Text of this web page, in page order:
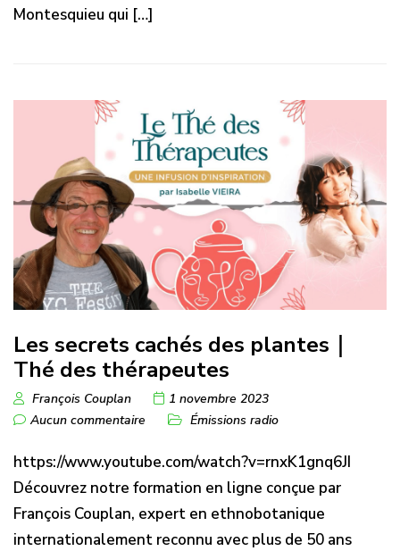
Montesquieu qui […]
Les secrets cachés des plantes｜
Thé des thérapeutes
François Couplan
1 novembre 2023
Aucun commentaire
Émissions radio
https://www.youtube.com/watch?v=rnxK1gnq6JI
Découvrez notre formation en ligne conçue par
François Couplan, expert en ethnobotanique
internationalement reconnu avec plus de 50 ans